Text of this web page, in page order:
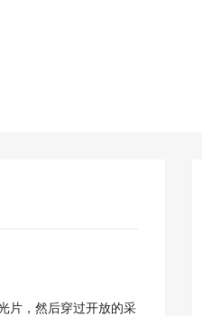
片，然后穿过开放的采